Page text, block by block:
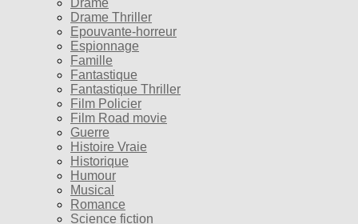
Drame
Drame Thriller
Epouvante-horreur
Espionnage
Famille
Fantastique
Fantastique Thriller
Film Policier
Film Road movie
Guerre
Histoire Vraie
Historique
Humour
Musical
Romance
Science fiction